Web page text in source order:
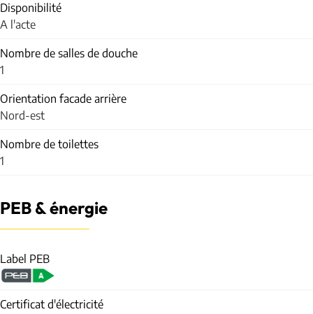
Disponibilité
A l'acte
Nombre de salles de douche
1
Orientation facade arrière
Nord-est
Nombre de toilettes
1
PEB & énergie
Label PEB
Certificat d'électricité